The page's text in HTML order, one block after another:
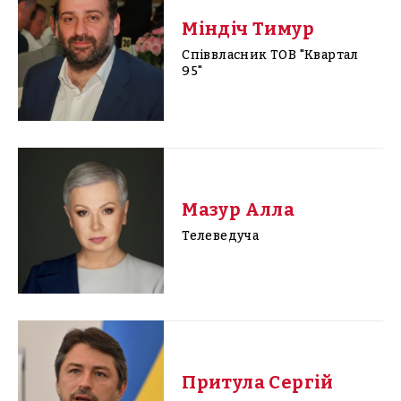
Міндіч Тимур
Співвласник ТОВ "Квартал
95"
Мазур Алла
Телеведуча
Притула Сергій